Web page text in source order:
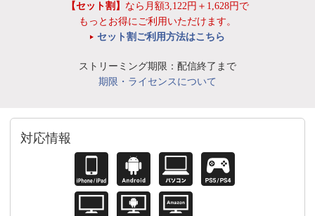
【セット割】 なら月額3,122円＋1,628円で
もっとお得にご利用いただけます。
セット割ご利用方法はこちら
ストリーミング期限：配信終了まで
期限・ライセンスについて
対応情報